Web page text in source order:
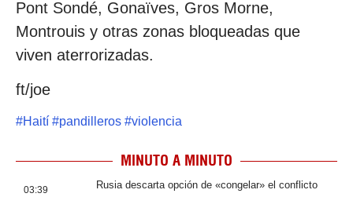
Pont Sondé, Gonaïves, Gros Morne,
Montrouis y otras zonas bloqueadas que
viven aterrorizadas.
ft/joe
#Haití #pandilleros #violencia
MINUTO A MINUTO
03:39
Rusia descarta opción de «congelar» el conflicto